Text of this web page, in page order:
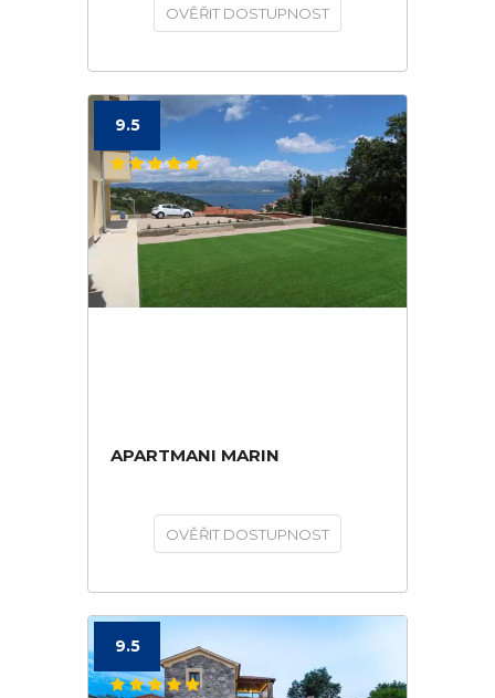
OVĚŘIT DOSTUPNOST
9.5
APARTMANI MARIN
OVĚŘIT DOSTUPNOST
9.5